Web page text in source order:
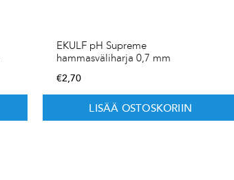
EKULF pH Supreme
hammasväliharja 0,7 mm
€2,70
LISÄÄ OSTOSKORIIN